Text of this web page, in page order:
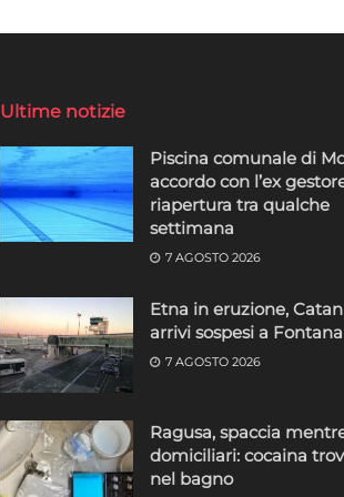
Ultime notizie
Piscina comunale di
accordo con l’ex
riapertura tra qualche
settimana
7 AGOSTO 2026
Etna in eruzione,
arrivi sospesi a
7 AGOSTO 2026
Ragusa, spaccia
domiciliari: cocaina
nel bagno